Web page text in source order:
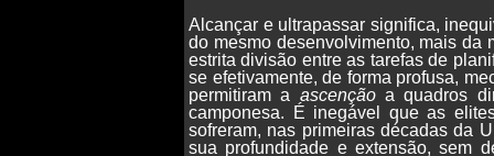
Alcançar e ultrapassar significa,
do mesmo desenvolvimento, mais da
estrita divisão entre as tarefas de
se efetivamente, de forma profusa,
permitiram a ascençãoa quadros
camponesa. É inegável que as
sofreram, nas primeiras décadas da
sua profundidade e extensão, sem